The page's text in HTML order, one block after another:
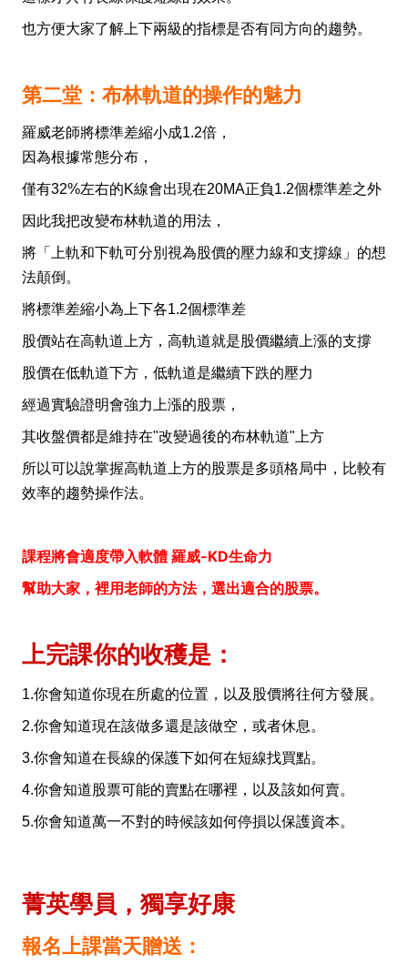
也方便大家了解上下兩級的指標是否有同方向的趨勢。
第二堂：布林軌道的操作的魅力
羅威老師將標準差縮小成1.2倍，
因為根據常態分布，
僅有32%左右的K線會出現在20MA正負1.2個標準差之外
因此我把改變布林軌道的用法，
將「上軌和下軌可分別視為股價的壓力線和支撐線」的想
法顛倒。
將標準差縮小為上下各1.2個標準差
股價站在高軌道上方，高軌道就是股價繼續上漲的支撐
股價在低軌道下方，低軌道是繼續下跌的壓力
經過實驗證明會強力上漲的股票，
其收盤價都是維持在"改變過後的布林軌道"上方
所以可以說掌握高軌道上方的股票是多頭格局中，比較有
效率的趨勢操作法。
課程將會適度帶入軟體 羅威-KD生命力
幫助大家，裡用老師的方法，選出適合的股票。
上完課你的收穫是：
1.你會知道你現在所處的位置，以及股價將往何方發展。
2.你會知道現在該做多還是該做空，或者休息。
3.你會知道在長線的保護下如何在短線找買點。
4.你會知道股票可能的賣點在哪裡，以及該如何賣。
5.你會知道萬一不對的時候該如何停損以保護資本。
菁英學員，獨享好康
報名上課當天贈送：